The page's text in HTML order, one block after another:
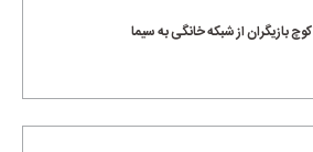
کوچ بازیگران از شبکه خانگی به سیما